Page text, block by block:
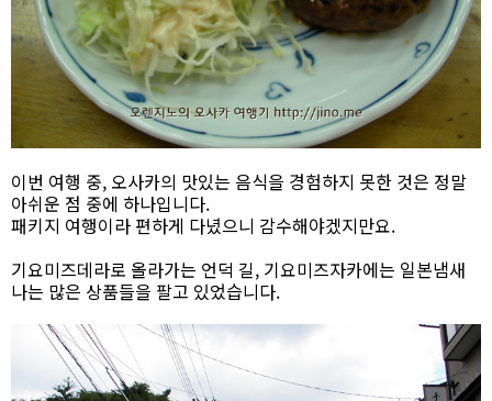
이번 여행 중, 오사카의 맛있는 음식을 경험하지 못한 것은 정말
아쉬운 점 중에 하나입니다.
패키지 여행이라 편하게 다녔으니 감수해야겠지만요.
기요미즈데라로 올라가는 언덕 길, 기요미즈자카에는 일본냄새
나는 많은 상품들을 팔고 있었습니다.